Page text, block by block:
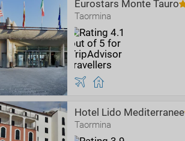
Eurostars Monte Tauro
Taormina
Hotel Lido Mediterranee
Taormina